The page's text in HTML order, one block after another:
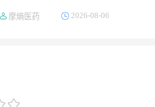
摩熵医药 2026-08-06